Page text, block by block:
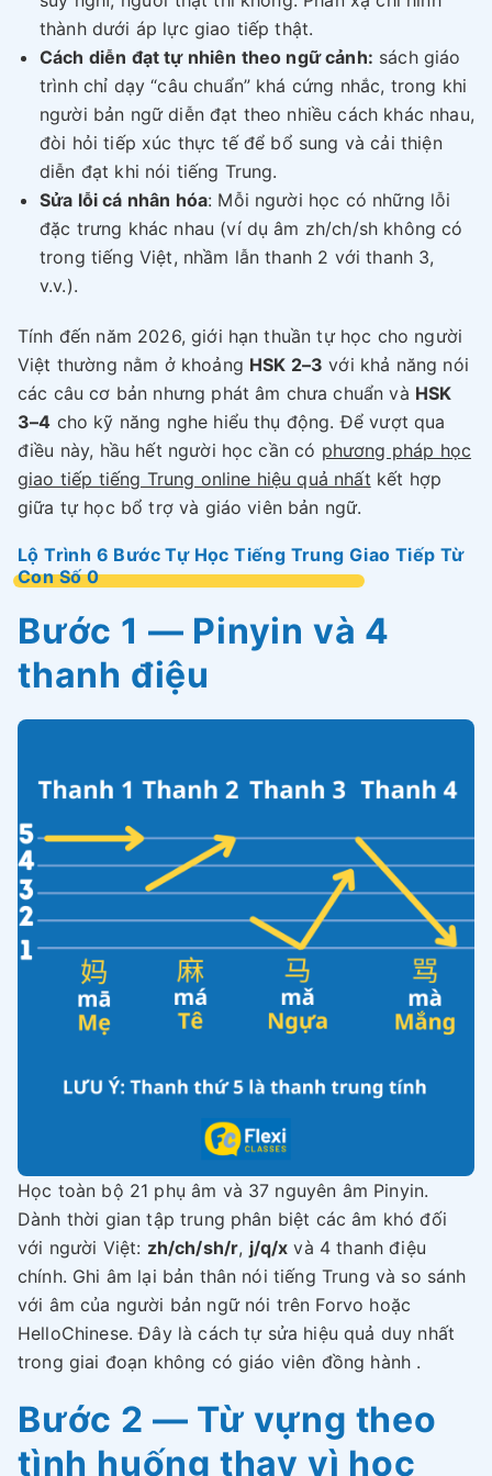
thành dưới áp lực giao tiếp thật.
Cách diễn đạt tự nhiên theo ngữ cảnh: sách giáo
trình chỉ dạy “câu chuẩn” khá cứng nhắc, trong khi
người bản ngữ diễn đạt theo nhiều cách khác nhau,
đòi hỏi tiếp xúc thực tế để bổ sung và cải thiện
diễn đạt khi nói tiếng Trung.
Sửa lỗi cá nhân hóa: Mỗi người học có những lỗi
đặc trưng khác nhau (ví dụ âm zh/ch/sh không có
trong tiếng Việt, nhầm lẫn thanh 2 với thanh 3,
v.v.).
Tính đến năm 2026, giới hạn thuần tự học cho người
Việt thường nằm ở khoảng HSK 2–3 với khả năng nói
các câu cơ bản nhưng phát âm chưa chuẩn và HSK
3–4 cho kỹ năng nghe hiểu thụ động. Để vượt qua
điều này, hầu hết người học cần có phương pháp học
giao tiếp tiếng Trung online hiệu quả nhất kết hợp
giữa tự học bổ trợ và giáo viên bản ngữ.
Lộ Trình 6 Bước Tự Học Tiếng Trung Giao Tiếp Từ
Con Số 0
Bước 1 — Pinyin và 4
thanh điệu
Học toàn bộ 21 phụ âm và 37 nguyên âm Pinyin.
Dành thời gian tập trung phân biệt các âm khó đối
với người Việt: zh/ch/sh/r, j/q/x và 4 thanh điệu
chính. Ghi âm lại bản thân nói tiếng Trung và so sánh
với âm của người bản ngữ nói trên Forvo hoặc
HelloChinese. Đây là cách tự sửa hiệu quả duy nhất
trong giai đoạn không có giáo viên đồng hành .
Bước 2 — Từ vựng theo
tình huống thay vì học